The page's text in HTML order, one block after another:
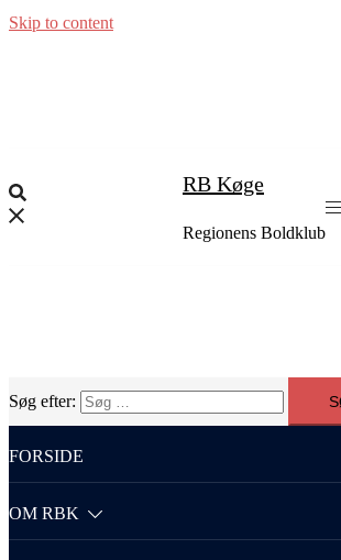
Skip to content
RB Køge
Regionens Boldklub
Søg efter:
FORSIDE
OM RBK